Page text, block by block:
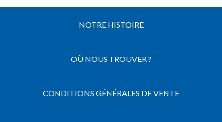
NOTRE HISTOIRE
OÙ NOUS TROUVER ?
CONDITIONS GÉNÉRALES DE VENTE